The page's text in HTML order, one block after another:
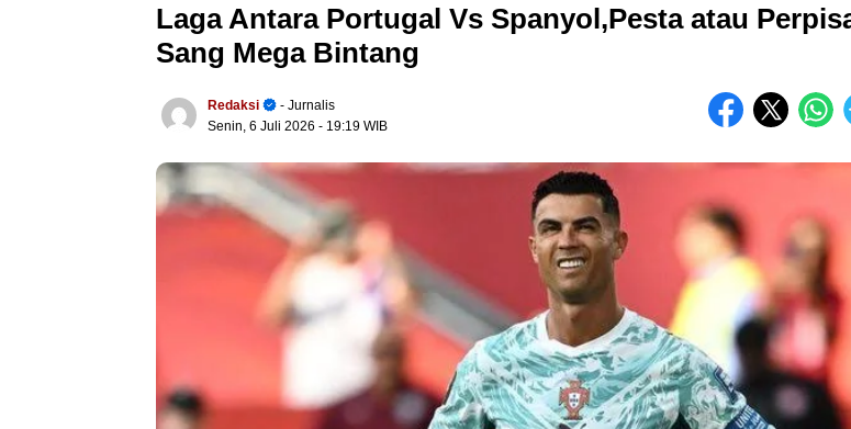
Laga Antara Portugal Vs Spanyol,Pesta atau
Sang Mega Bintang
Redaksi
- Jurnalis
Senin, 6 Juli 2026 - 19:19 WIB